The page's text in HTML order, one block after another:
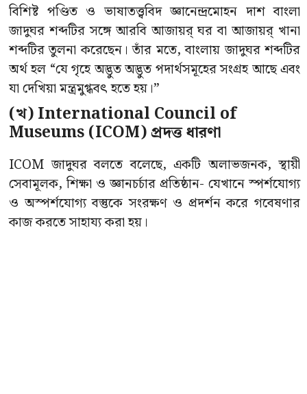
বিশিষ্ট পণ্ডিত ও ভাষাতত্ত্ববিদ জ্ঞানেন্দ্রমোহন দাশ বাংলা
জাদুঘর শব্দটির সঙ্গে আরবি আজায়র্ ঘর বা আজায়র্ খানা
শব্দটির তুলনা করেছেন। তাঁর মতে, বাংলায় জাদুঘর শব্দটির
অর্থ হল “যে গৃহে অদ্ভুত অদ্ভুত পদার্থসমূহের সংগ্রহ আছে এবং
যা দেখিয়া মন্ত্রমুগ্ধবৎ হতে হয়।”
(খ) International Council of
Museums (ICOM) প্রদত্ত ধারণা
ICOM জাদুঘর বলতে বলেছে, একটি অলাভজনক, স্থায়ী
সেবামূলক, শিক্ষা ও জ্ঞানচর্চার প্রতিষ্ঠান- যেখানে স্পর্শযোগ্য
ও অস্পর্শযোগ্য বস্তুকে সংরক্ষণ ও প্রদর্শন করে গবেষণার
কাজ করতে সাহায্য করা হয়।